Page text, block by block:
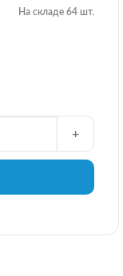
На складе 64 шт.
+